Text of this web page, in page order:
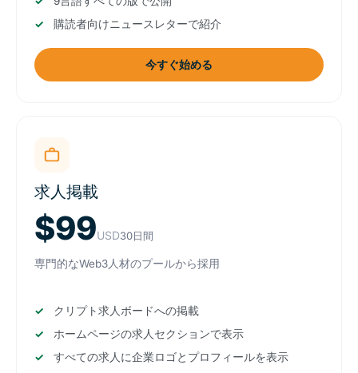
購読者向けニュースレターで紹介
今すぐ始める
求人掲載
$99USD30日間
専門的なWeb3人材のプールから採用
クリプト求人ボードへの掲載
ホームページの求人セクションで表示
すべての求人に企業ロゴとプロフィールを表示